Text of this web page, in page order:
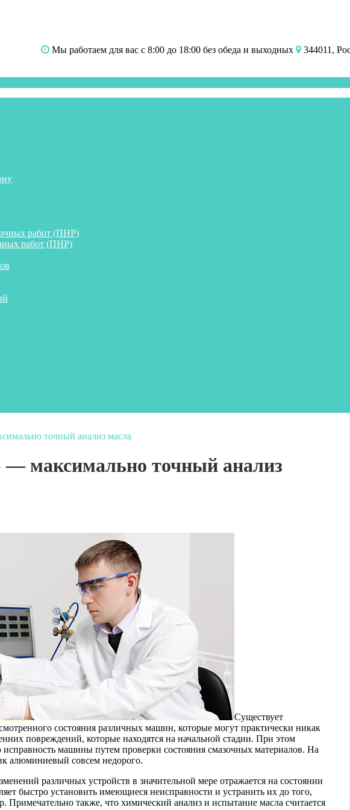
Мы работаем для вас с 8:00 до 18:00 без обеда и выходных 344011,
работ (ПНР)
работ (ПНР)
точный анализ масла
— максимально точный анализ
Существует
состояния различных машин, которые могут практически никак
повреждений, которые находятся на начальной стадии. При этом
машины путем проверки состояния смазочных материалов. На
алюминиевый совсем недорого.
различных устройств в значительной мере отражается на состоянии
быстро установить имеющиеся неисправности и устранить их до того,
Примечательно также, что химический анализ и испытание масла считается